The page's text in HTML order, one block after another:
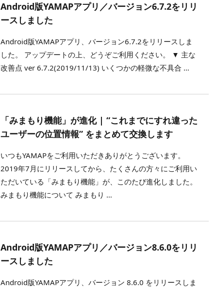
Android版YAMAPアプリ／バージョン6.7.2をリリ
ースしました
Android版YAMAPアプリ、バージョン6.7.2をリリースしま
した。 アップデートの上、どうぞご利用ください。 ▼ 主な
改善点 ver 6.7.2(2019/11/13) いくつかの軽微な不具合 …
「みまもり機能」が進化 | “これまでにすれ違った
ユーザーの位置情報” をまとめて交換します
いつもYAMAPをご利用いただきありがとうございます。
2019年7月にリリースしてから、たくさんの方々にご利用い
ただいている「みまもり機能」が、このたび進化しました。
みまもり機能について みまもり …
Android版YAMAPアプリ／バージョン8.6.0をリリ
ースしました
Android版YAMAPアプリ、バージョン 8.6.0 をリリースしま